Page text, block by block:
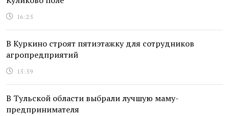
16:25
В Куркино строят пятиэтажку для сотрудников
агропредприятий
15:59
В Тульской области выбрали лучшую маму-
предпринимателя